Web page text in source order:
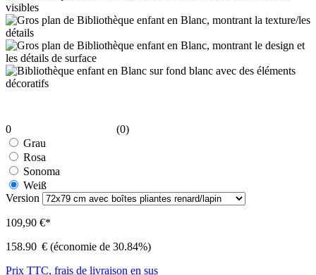
0
(0)
Grau
Rosa
Sonoma
Weiß
Version
109,90 €*
158.90 € (économie de 30.84%)
Prix TTC, frais de livraison en sus